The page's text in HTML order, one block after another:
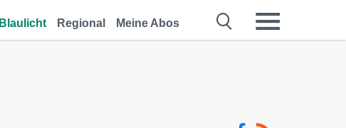
Blaulicht Regional Meine Abos